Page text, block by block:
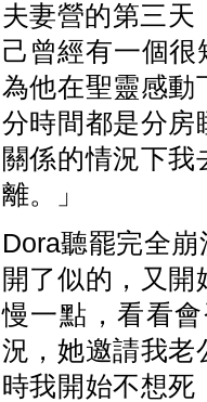
夫妻營的第三天
己曾經有一個
為他在聖靈感動
分時間都是分房
關係的情況下
離。」
Dora聽罷完全
開了似的，又
慢一點，看看
況，她邀請我老
時我開始不想死